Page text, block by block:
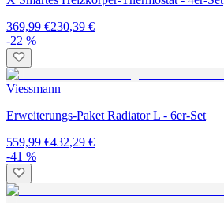
369,99 €230,39 €
-22 %
Viessmann
Erweiterungs-Paket Radiator L - 6er-Set
559,99 €432,29 €
-41 %